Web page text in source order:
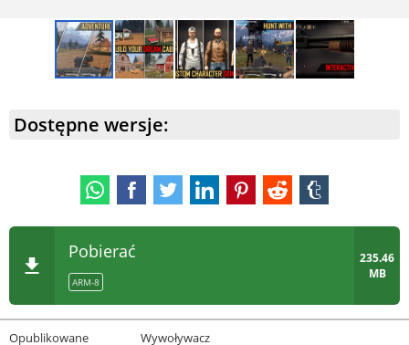
Dostępne wersje:
Pobierać
ARM-8
235.46
MB
Opublikowane Wywoływacz